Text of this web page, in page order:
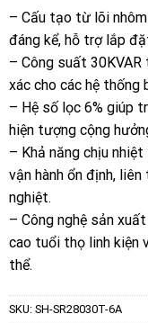
– Cấu tạo từ lõi
đáng kể, hỗ trợ lắp
– Công suất
xác cho các hệ thống
– Hệ số lọc 6% giúp
hiện tượng cộng
– Khả năng chịu
vận hành ổn định,
nghiệt.
– Công nghệ sản
cao tuổi thọ linh kiện
thể.
SKU: SH-SR28030T-6A